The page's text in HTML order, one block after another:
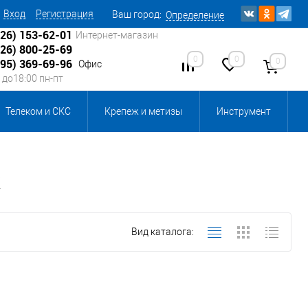
Вход Регистрация Ваш город: Определение
153-62-01 Интернет-магазин
800-25-69
369-69-96 Офис
до18:00 пн-пт
0 0 0
Телеком и СКС Крепеж и метизы Инструмент
и комплектующие, бытовая химия
смазки и промышленная химияВид каталога: